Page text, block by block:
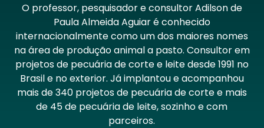
O professor, pesquisador e consultor Adilson de
Paula Almeida Aguiar é conhecido
internacionalmente como um dos maiores nomes
na área de produção animal a pasto. Consultor em
projetos de pecuária de corte e leite desde 1991 no
Brasil e no exterior. Já implantou e acompanhou
mais de 340 projetos de pecuária de corte e mais
de 45 de pecuária de leite, sozinho e com
parceiros.